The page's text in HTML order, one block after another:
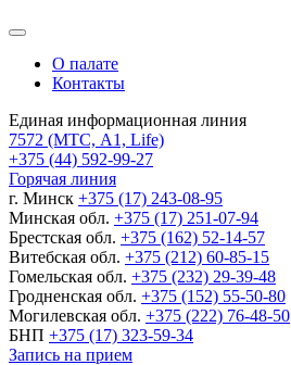
О палате
Контакты
Единая информационная линия
7572 (МТС, A1, Life)
+375 (44) 592-99-27
Горячая линия
г. Минск +375 (17) 243-08-95
Минская обл. +375 (17) 251-07-94
Брестская обл. +375 (162) 52-14-57
Витебская обл. +375 (212) 60-85-15
Гомельская обл. +375 (232) 29-39-48
Гродненская обл. +375 (152) 55-50-80
Могилевская обл. +375 (222) 76-48-50
БНП +375 (17) 323-59-34
Запись на прием